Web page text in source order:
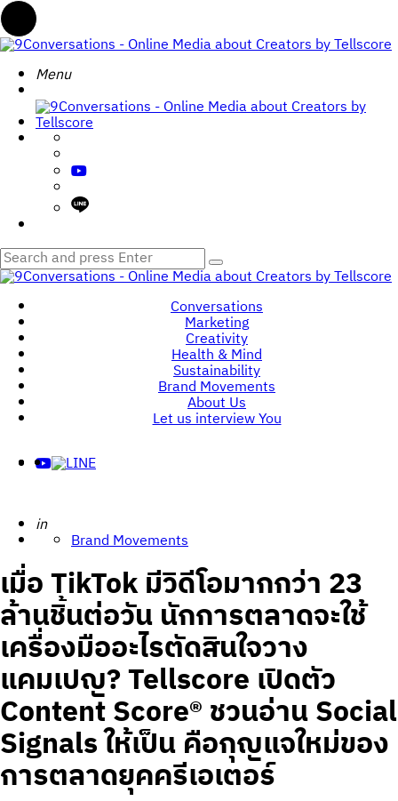
Menu
9Conversations
Online
Media
about
Creators
Tellscore
Menu
Search
for: Search
9Conversations
Online
Media
about
Creators
Tellscore
Conversations
Marketing
Creativity
Health & Mind
Sustainability
Brand Movements
About Us
Let us interview You
Posted
in
Brand Movements
เมื่อ TikTok มีวิดีโอมากกว่า 23
ล้านชิ้นต่อวัน นักการตลาดจะใช้
เครื่องมืออะไรตัดสินใจวาง
แคมเปญ? Tellscore เปิดตัว
Content Score® ชวนอ่าน Social
Signals ให้เป็น คือกุญแจใหม่ของ
การตลาดยุคครีเอเตอร์